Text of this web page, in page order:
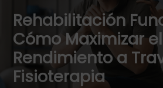
Rehabilitación
Cómo Maximizar el
Rendimiento a
Fisioterapia